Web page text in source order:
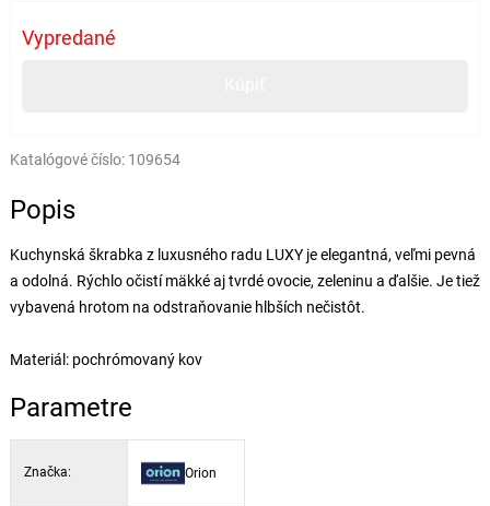
Vypredané
Katalógové číslo: 109654
Popis
Kuchynská škrabka z luxusného radu LUXY je elegantná, veľmi pevná
a odolná. Rýchlo očistí mäkké aj tvrdé ovocie, zeleninu a ďalšie. Je tiež
vybavená hrotom na odstraňovanie hlbších nečistôt.
Materiál: pochrómovaný kov
Parametre
Značka: Orion